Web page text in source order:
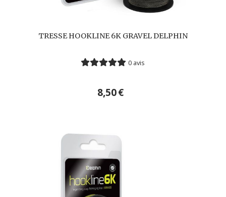
TRESSE HOOKLINE 6K GRAVEL DELPHIN
0 avis
8,50€